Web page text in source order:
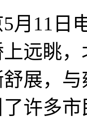
月11日
远眺
展，
许多